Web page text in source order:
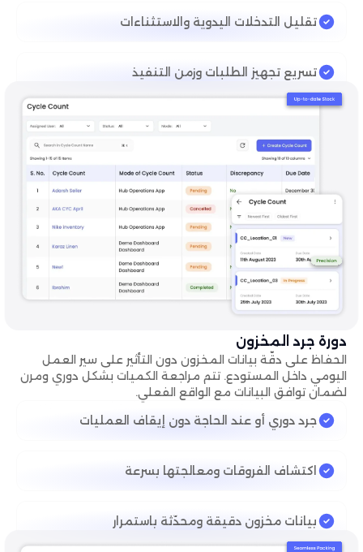
تقليل التدخلات اليدوية والاستثناءات
تسريع تجهيز الطلبات وزمن التنفيذ
دورة جرد المخزون
الحفاظ على دقّة بيانات المخزون دون التأثير على سير العمل
اليومي داخل المستودع. تتم مراجعة الكميات بشكل دوري ومرن
لضمان توافق البيانات مع الواقع الفعلي.
جرد دوري أو عند الحاجة دون إيقاف العمليات
اكتشاف الفروقات ومعالجتها بسرعة
بيانات مخزون دقيقة ومحدّثة باستمرار